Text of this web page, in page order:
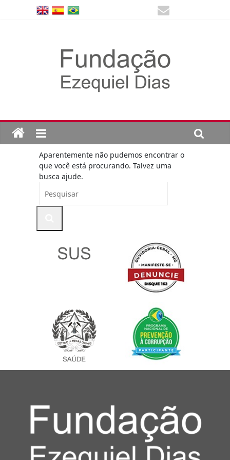
Aparentemente não pudemos encontrar o
que você está procurando. Talvez uma
busca ajude.